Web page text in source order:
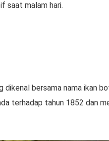
saat malam hari.
bersama nama ikan
terhadap tahun 1852 dan